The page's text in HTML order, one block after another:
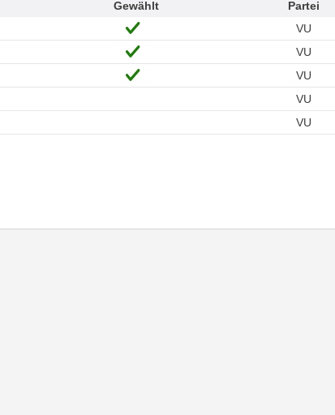
Gewählt Partei
VU
VU
VU
VU
VU